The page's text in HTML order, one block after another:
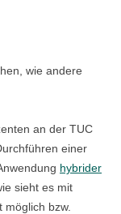
wie andere
an der TUC
einer
hybrider
sieht es mit
bzw.